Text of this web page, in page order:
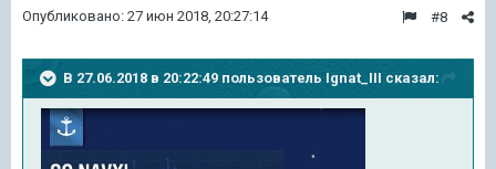
#8
Опубликовано: 27 июн 2018, 20:27:14
В 27.06.2018 в 20:22:49 пользователь Ignat_III сказал: